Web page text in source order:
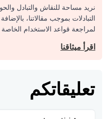
نريد مساحة للنقاش والتبادل
التبادلات بموجب مقالاتنا،
لمراجعة قواعد الاستخدام الخاصة
اقرأ ميثاقنا
تعليقاتكم